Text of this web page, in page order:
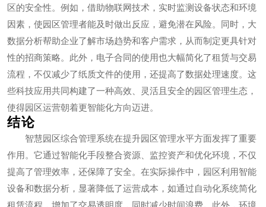
区的安全性。例如，借助物联网技术，实时监测设备状态和环境
因素，使园区管理者能及时做出反应，避免潜在风险。同时，大
数据分析帮助企业了解市场趋势和客户需求，从而制定更具针对
性的招商策略。此外，电子合同的使用也大幅简化了租赁与交易
流程，不仅减少了纸质文件的使用，还提高了数据处理速度。这
些科技应用共同构建了一种高效、灵活且安全的园区管理生态，
使得园区运营朝着更智能化方向迈进。
结论
智慧园区综合管理系统在提升园区管理水平方面发挥了重要
作用。它通过智能化手段整合资源、监控资产和优化环境，不仅
提高了管理效率，还保障了安全。在实际操作中，园区利用智能
设备和数据分析，显著降低了运营成本，如通过自动化系统简化
租赁流程，增加了交易透明度，同时减少时间浪费。此外，环境